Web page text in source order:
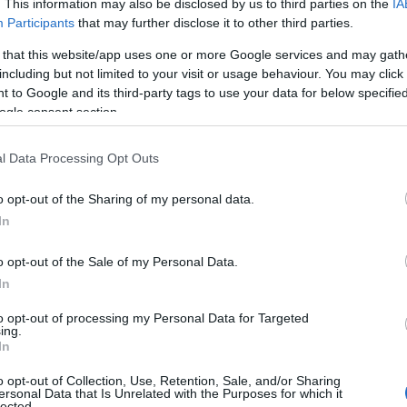
This information may also be disclosed by us to third parties on the
Participants that may further disclose it to other third parties.
that this website/app uses one or more Google services and may
but not limited to your visit or usage behaviour. You may
to Google and its third-party tags to use your data for below
consent section.
Data Processing Opt Outs
opt-out of the Sharing of my personal data.
opt-out of the Sale of my Personal Data.
opt-out of processing my Personal Data for Targeted
opt-out of Collection, Use, Retention, Sale, and/or Sharing
Data that Is Unrelated with the Purposes for which it
επιτόπιοι έλεγχοι θα συνοδεύονται από επίσημη
ή ιδιοκτήτη
έτοιμοι να καταθέσουμε αγωγή μόλις γίνει ο
των νέων διατάξεων, αρχίζει την 1η
απαιτεί προετοιμασία για τις όποιες